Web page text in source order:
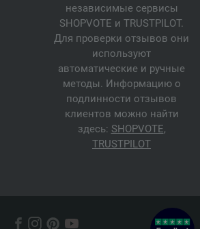
независимые сервисы
SHOPVOTE и TRUSTPILOT.
Для проверки отзывов они
используют
автоматические и ручные
методы. Информацию о
подлинности отзывов
клиентов можно найти
здесь: SHOPVOTE,
TRUSTPILOT